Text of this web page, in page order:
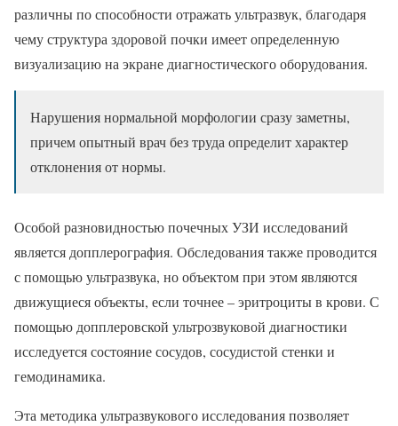
различны по способности отражать ультразвук, благодаря
чему структура здоровой почки имеет определенную
визуализацию на экране диагностического оборудования.
Нарушения нормальной морфологии сразу заметны,
причем опытный врач без труда определит характер
отклонения от нормы.
Особой разновидностью почечных УЗИ исследований
является допплерография. Обследования также проводится
с помощью ультразвука, но объектом при этом являются
движущиеся объекты, если точнее – эритроциты в крови. С
помощью допплеровской ультрозвуковой диагностики
исследуется состояние сосудов, сосудистой стенки и
гемодинамика.
Эта методика ультразвукового исследования позволяет